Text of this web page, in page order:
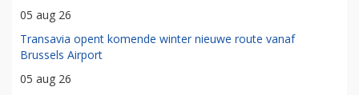
05 aug 26
Transavia opent komende winter nieuwe route vanaf
Brussels Airport
05 aug 26